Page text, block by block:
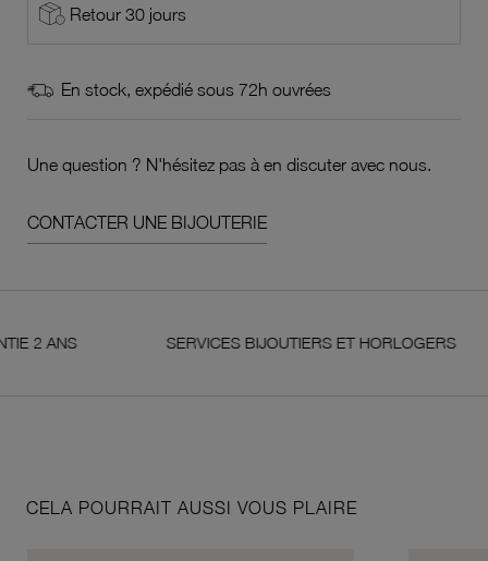
Retour 30 jours
En stock, expédié sous 72h ouvrées
Une question ? N'hésitez pas à en discuter avec nous.
CONTACTER UNE BIJOUTERIE
SERVICES BIJOUTIERS ET HORLOGERS
CELA POURRAIT AUSSI VOUS PLAIRE